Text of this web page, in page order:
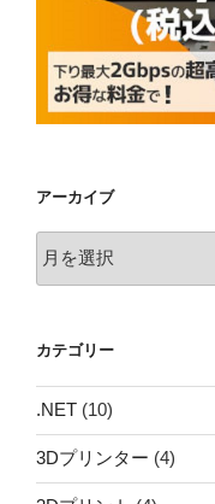
アーカイブ
ー
ブ
カテゴリー
.NET (10)
3Dプリンター (4)